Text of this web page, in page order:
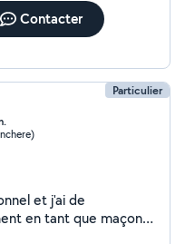
Contacter
Particulier
et j'ai de
en tant que maçon.